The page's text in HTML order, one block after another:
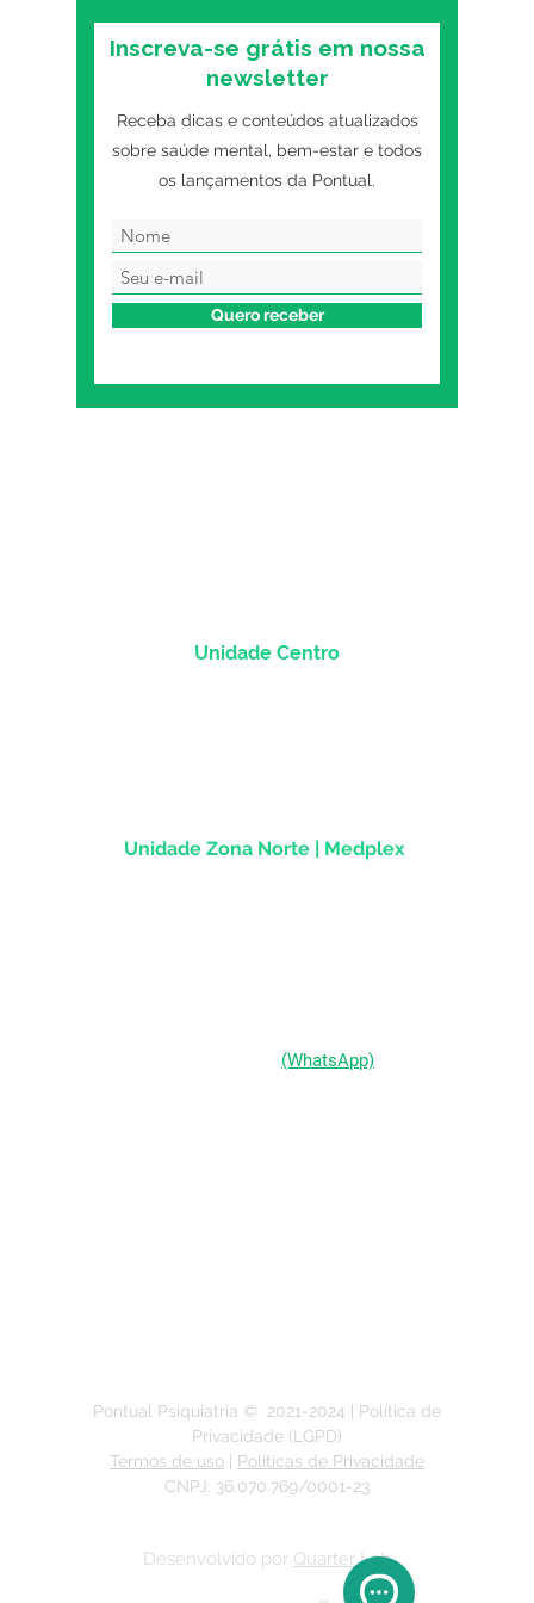
Inscreva-se grátis em nossa
newsletter
Receba dicas e conteúdos atualizados
sobre saúde mental, bem-estar e todos
os lançamentos da Pontual.
Quero receber
Unidade Centro
Unidade Zona Norte | Medplex
(WhatsApp)
Pontual Psiquiatria © 2021-2024 | Política de
Privacidade (LGPD)
Termos de uso | Políticas de Privacidade
CNPJ: 36.070.769/0001-23
Desenvolvido por Quarter Lab